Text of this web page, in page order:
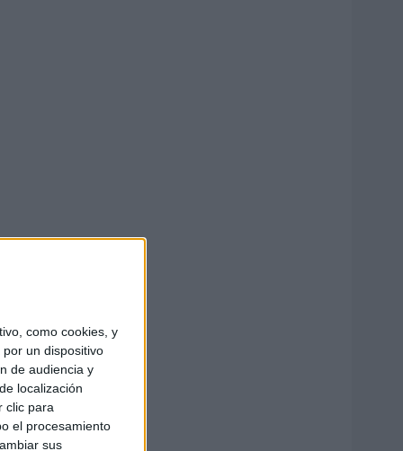
como cookies, y
un dispositivo
de audiencia y
localización
clic para
el procesamiento
sus